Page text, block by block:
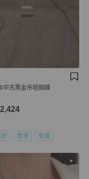
中古黑金吊咀頸鍊
香港 免運